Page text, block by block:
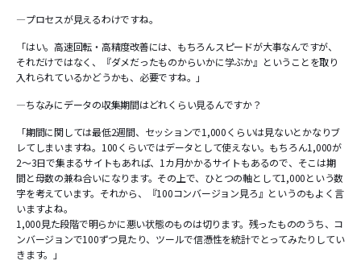
―プロセスが見えるわけですね。
「はい。高速回転・高精度改善には、もちろんスピードが大事なんですが、
それだけではなく、『ダメだったものからいかに学ぶか』ということを取り
入れられているかどうかも、必要ですね。」
―ちなみにデータの収集期間はどれくらい見るんですか？
「期間に関しては最低2週間、セッションで1,000くらいは見ないとかなりブ
レてしまいますね。100くらいではデータとして使えない。もちろん1,000が
2～3日で集まるサイトもあれば、1カ月かかるサイトもあるので、そこは期
間と母数の兼ね合いになります。その上で、ひとつの軸として1,000という数
字を考えています。それから、『100コンバージョン見ろ』というのもよく言
いますよね。
1,000見た段階で明らかに悪い状態のものは切ります。残ったもののうち、コ
ンバージョンで100ずつ見たり、ツールで信憑性を統計でとってみたりしてい
きます。」